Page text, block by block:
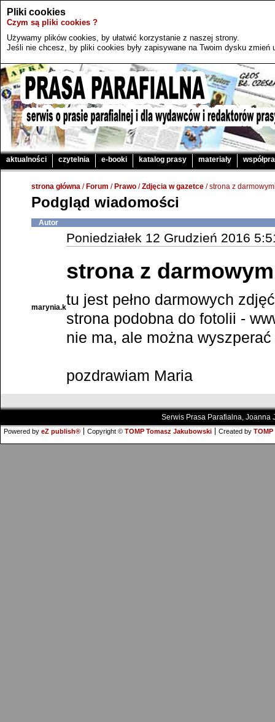
Pliki cookies
Czym są pliki cookies ?
Używamy plików cookies, by ułatwić korzystanie z naszej strony.
Jeśli nie chcesz, by pliki cookies były zapisywane na Twoim dysku zmień
aktualności czytelnia e-booki katalog prasy materiały
strona główna /Forum /Prawo/Zdjęcia w gazetce/ strona z
Podgląd wiadomości
Autor
marynia.k
Poniedziałek 12 Grudzień 2016
strona z
tu jest pełno darmowych
strona podobna do fotolii -
nie ma, ale można
pozdrawiam Maria
Serwis Prasa Parafialna, Joanna
Powered by eZ publish® Copyright © TOMP Tomasz Jakubowski Created by TOMP